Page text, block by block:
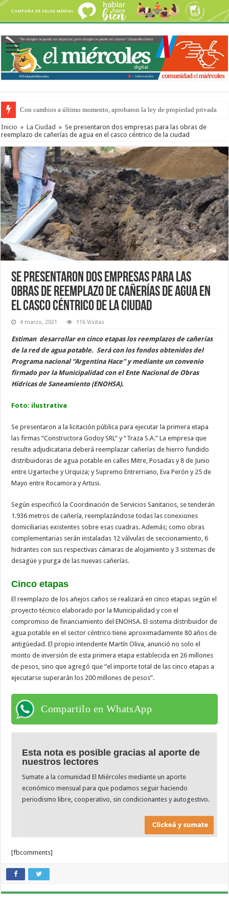
Con cambios a último momento, aprobaron la ley de propiedad privada
Inicio » La Ciudad » Se presentaron dos empresas para las obras de
reemplazo de cañerías de agua en el casco céntrico de la ciudad
Se presentaron dos empresas para las
obras de reemplazo de cañerías de agua en
el casco céntrico de la ciudad
4 marzo, 2021 116 Visitas
Estiman desarrollar en cinco etapas los reemplazos de cañerías
de la red de agua potable. Será con los fondos obtenidos del
Programa nacional “Argentina Hace” y mediante un convenio
firmado por la Municipalidad con el Ente Nacional de Obras
Hídricas de Saneamiento (ENOHSA).
Foto: ilustrativa
Se presentaron a la licitación pública para ejecutar la primera etapa
las firmas “Constructora Godoy SRL” y “Traza S.A.” La empresa que
resulte adjudicataria deberá reemplazar cañerías de hierro fundido
distribuidoras de agua potable en calles Mitre, Posadas y 8 de Junio
entre Ugarteche y Urquiza; y Supremo Entrerriano, Eva Perón y 25 de
Mayo entre Rocamora y Artusi.
Según especificó la Coordinación de Servicios Sanitarios, se tenderán
1.936 metros de cañería, reemplazándose todas las conexiones
domiciliarias existentes sobre esas cuadras. Además; como obras
complementarias serán instaladas 12 válvulas de seccionamiento, 6
hidrantes con sus respectivas cámaras de alojamiento y 3 sistemas de
desagüe y purga de las nuevas cañerías.
Cinco etapas
El reemplazo de los añejos caños se realizará en cinco etapas según el
proyecto técnico elaborado por la Municipalidad y con el
compromiso de financiamiento del ENOHSA. El sistema distribuidor de
agua potable en el sector céntrico tiene aproximadamente 80 años de
antigüedad. El propio intendente Martín Oliva, anunció no solo el
monto de inversión de esta primera etapa establecida en 26 millones
de pesos, sino que agregó que “el importe total de las cinco etapas a
ejecutarse superarán los 200 millones de pesos”.
Compartilo en WhatsApp
Esta nota es posible gracias al aporte de
nuestros lectores
Sumate a la comunidad El Miércoles mediante un aporte
económico mensual para que podamos seguir haciendo
periodismo libre, cooperativo, sin condicionantes y autogestivo.
[fbcomments]